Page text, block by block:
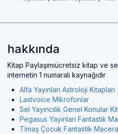
hakkında
Kitap Paylaşımıücretsiz kitap ve
internetin 1 numaralı kaynağıdır
Alfa Yayınları Astroloji Kitapları
Lastvoice Mikrofonlar
Sel Yayıncılık Genel Konular
Pegasus Yayınları Fantastik
Timaş Çocuk Fantastik Macera